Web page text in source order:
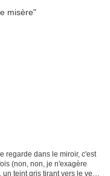
regarde dans le miroir, c'est
(non, non, je n'exagère
teint gris tirant vers le vert